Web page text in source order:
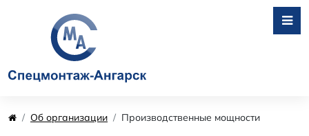
Об организации Производственные мощности